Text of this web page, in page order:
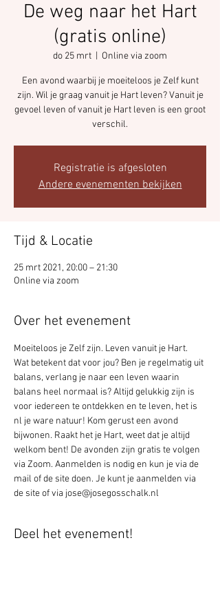
De weg naar het Hart
(gratis online)
do 25 mrt Online via zoom
Een avond waarbij je moeiteloos je Zelf kunt
zijn. Wil je graag vanuit je Hart leven? Vanuit je
gevoel leven of vanuit je Hart leven is een groot
verschil.
Registratie is afgesloten
Andere evenementen bekijken
Tijd & Locatie
25 mrt 2021, 20:00 – 21:30
Online via zoom
Over het evenement
Moeiteloos je Zelf zijn. Leven vanuit je Hart.
Wat betekent dat voor jou? Ben je regelmatig uit
balans, verlang je naar een leven waarin
balans heel normaal is? Altijd gelukkig zijn is
voor iedereen te ontdekken en te leven, het is
nl je ware natuur! Kom gerust een avond
bijwonen. Raakt het je Hart, weet dat je altijd
welkom bent! De avonden zijn gratis te volgen
via Zoom. Aanmelden is nodig en kun je via de
mail of de site doen. Je kunt je aanmelden via
de site of via jose@josegosschalk.nl
Deel het evenement!